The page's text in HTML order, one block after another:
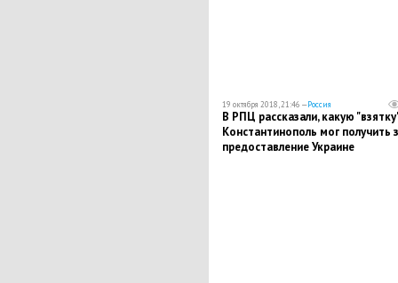
19 октября 2018, 21:46 —Россия
В РПЦ рассказали, какую
Константинополь мог получить
предоставление Украине